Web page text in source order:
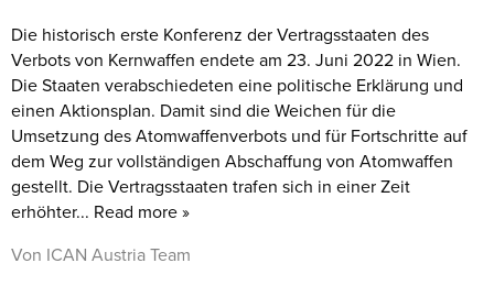
Die historisch erste Konferenz der Vertragsstaaten des
Verbots von Kernwaffen endete am 23. Juni 2022 in Wien.
Die Staaten verabschiedeten eine politische Erklärung und
einen Aktionsplan. Damit sind die Weichen für die
Umsetzung des Atomwaffenverbots und für Fortschritte auf
dem Weg zur vollständigen Abschaffung von Atomwaffen
gestellt. Die Vertragsstaaten trafen sich in einer Zeit
erhöhter... Read more »
Von ICAN Austria Team